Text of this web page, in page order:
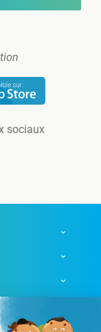
sociaux